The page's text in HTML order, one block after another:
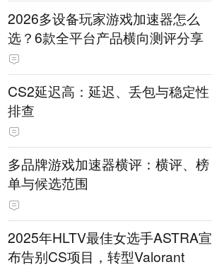
2026多设备玩家游戏加速器怎么
选？6款全平台产品横向测评分享
CS2延迟高：延迟、丢包与稳定性
排查
多品牌游戏加速器横评：横评、榜
单与候选范围
2025年HLTV最佳女选手ASTRA宣
布告别CS项目，转型Valorant